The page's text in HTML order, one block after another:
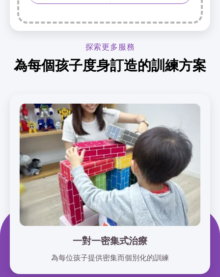
探索更多服務
為每個孩子度身訂造的訓練方案
一對一密集式治療
為每位孩子提供密集而個別化的訓練